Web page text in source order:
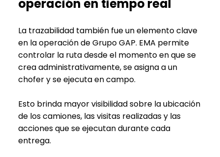
operación en tiempo real
La trazabilidad también fue un elemento clave
en la operación de Grupo GAP. EMA permite
controlar la ruta desde el momento en que se
crea administrativamente, se asigna a un
chofer y se ejecuta en campo.
Esto brinda mayor visibilidad sobre la ubicación
de los camiones, las visitas realizadas y las
acciones que se ejecutan durante cada
entrega.